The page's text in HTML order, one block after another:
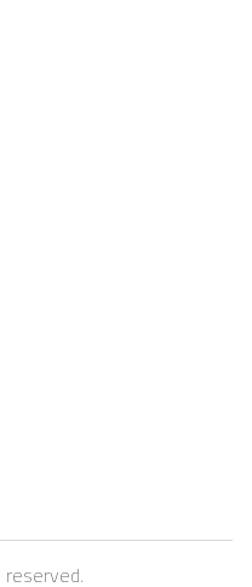
reserved.